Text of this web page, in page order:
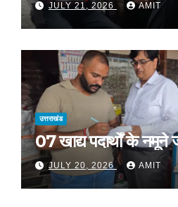
JULY 21, 2026 AMIT
उत्तराखंड
07 खाद्य पदार्थों के नमूने
JULY 20, 2026 AMIT